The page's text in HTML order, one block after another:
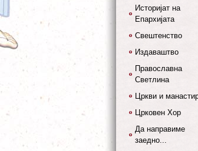
Историјат на
Епархијата
Свештенство
Издаваштво
Православна
Светлина
Цркви и
Црковен Хор
Да направиме
заедно...